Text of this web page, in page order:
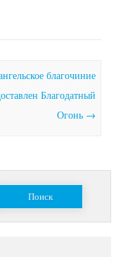
благочиние
Благодатный
Огонь →